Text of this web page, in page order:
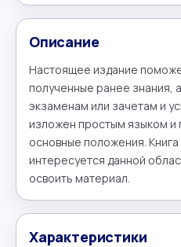
Описание
Настоящее издание
полученные ранее знания,
экзаменам или зачетам и
изложен простым языком и
основные положения.
интересуется данной
освоить материал.
Характеристики